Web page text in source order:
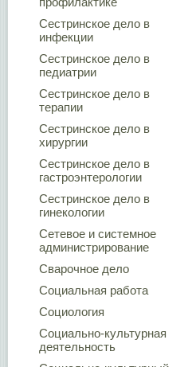
Сестринское дело в
инфекции
Сестринское дело в
педиатрии
Сестринское дело в
терапии
Сестринское дело в
хирургии
Сестринское дело в
гастроэнтерологии
Сестринское дело в
гинекологии
Сетевое и системное
администрирование
Сварочное дело
Социальная работа
Социология
Социально-культурная
деятельность